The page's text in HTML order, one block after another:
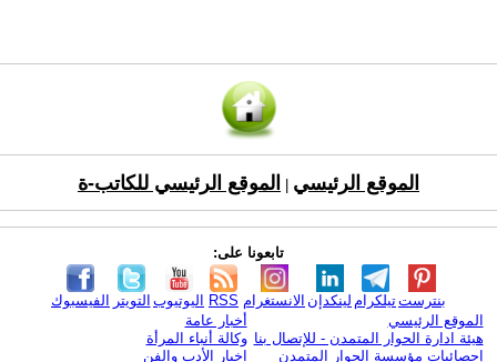
الموقع الرئيسي الموقع الرئيسي للكاتب-ة
تابعونا على:
الفيسبوك التويتر اليوتيوب RSS الانستغرام لينكدإن تيلكرامبنترست
الموقع الرئيسي
هيئة ادارة الحوار المتمدن - للإتصال بنا
إحصائيات مؤسسة الحوار المتمدن
أخبار عامة
وكالة أنباء المرأة
اخبار الأدب والفن